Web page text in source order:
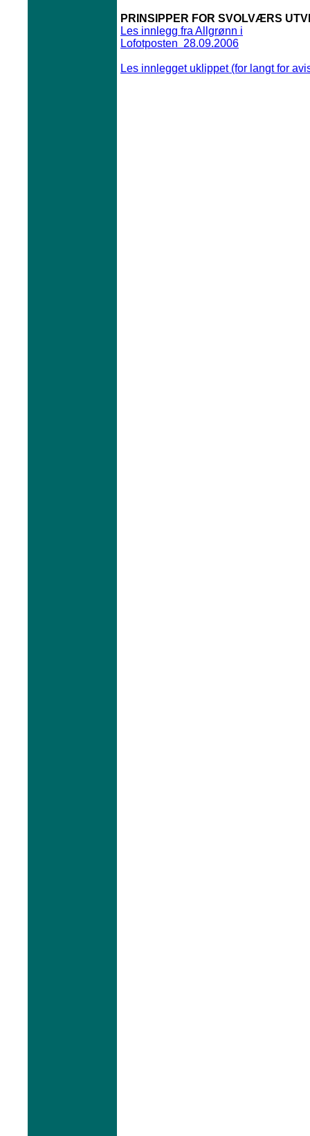
PRINSIPPER FOR SVOLVÆRS
Les innlegg fra Allgrønn i
Lofotposten 28.09.2006
Les innlegget uklippet (for langt for